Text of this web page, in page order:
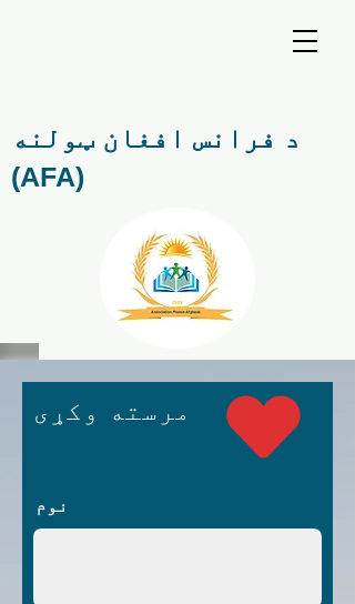
د فرانس افغان ټولنه
(AFA)
مرسته وکړی
نوم